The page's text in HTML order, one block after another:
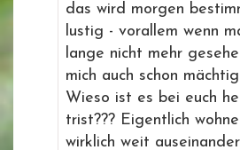
das wird morgen
lustig - vorallem wenn
lange nicht mehr
mich auch schon
Wieso ist es bei euch
trist??? Eigentlich
wirklich weit